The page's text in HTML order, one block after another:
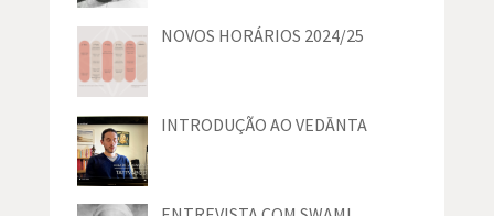
NOVOS HORÁRIOS 2024/25
INTRODUÇÃO AO VEDĀNTA